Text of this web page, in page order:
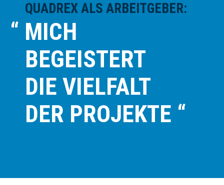
QUADREX ALS ARBEITGEBER:
“ MICH
BEGEISTERT
DIE VIELFALT
DER PROJEKTE “